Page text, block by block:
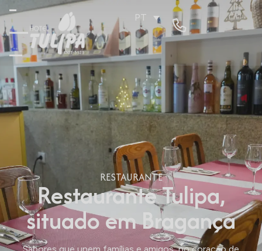
PT
RESTAURANTE
Restaurante Tulipa,
situado em Bragança